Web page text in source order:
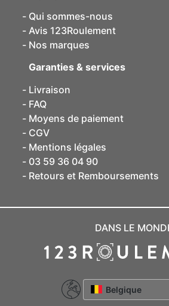
Qui sommes-nous
Avis 123Roulement
Nos marques
Garanties & services
Livraison
FAQ
Moyens de paiement
CGV
Mentions légales
03 59 36 04 90
Retours et Remboursements
DANS LE
Belgique